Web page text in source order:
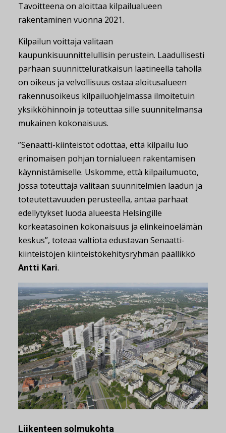
Tavoitteena on aloittaa kilpailualueen
rakentaminen vuonna 2021.
Kilpailun voittaja valitaan
kaupunkisuunnittelullisin perustein. Laadullisesti
parhaan suunnitteluratkaisun laatineella taholla
on oikeus ja velvollisuus ostaa aloitusalueen
rakennusoikeus kilpailuohjelmassa ilmoitetuin
yksikköhinnoin ja toteuttaa sille suunnitelmansa
mukainen kokonaisuus.
”Senaatti-kiinteistöt odottaa, että kilpailu luo
erinomaisen pohjan tornialueen rakentamisen
käynnistämiselle. Uskomme, että kilpailumuoto,
jossa toteuttaja valitaan suunnitelmien laadun ja
toteutettavuuden perusteella, antaa parhaat
edellytykset luoda alueesta Helsingille
korkeatasoinen kokonaisuus ja elinkeinoelämän
keskus”, toteaa valtiota edustavan Senaatti-
kiinteistöjen kiinteistökehitysryhmän päällikkö
Antti Kari.
Liikenteen solmukohta